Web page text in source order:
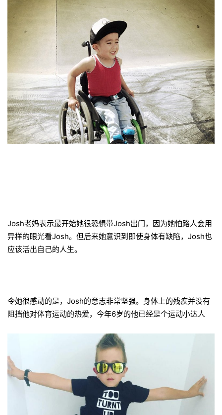
Josh老妈表示最开始她很恐惧带Josh出门，因为她怕路人会用
异样的眼光看Josh。但后来她意识到即使身体有缺陷，Josh也
应该活出自己的人生。
令她很感动的是，Josh的意志非常坚强。身体上的残疾并没有
阻挡他对体育运动的热爱，今年6岁的他已经是个运动小达人